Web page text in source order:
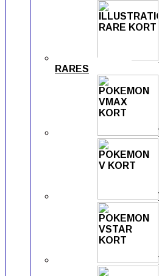
RARES